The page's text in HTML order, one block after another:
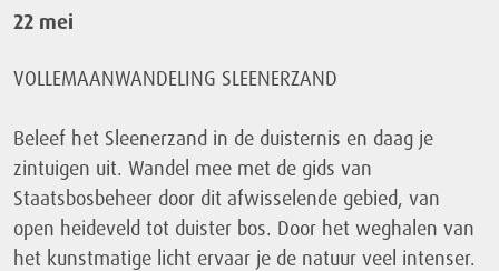
22 mei
VOLLEMAANWANDELING SLEENERZAND
Beleef het Sleenerzand in de duisternis en daag je
zintuigen uit. Wandel mee met de gids van
Staatsbosbeheer door dit afwisselende gebied, van
open heideveld tot duister bos. Door het weghalen van
het kunstmatige licht ervaar je de natuur veel intenser.